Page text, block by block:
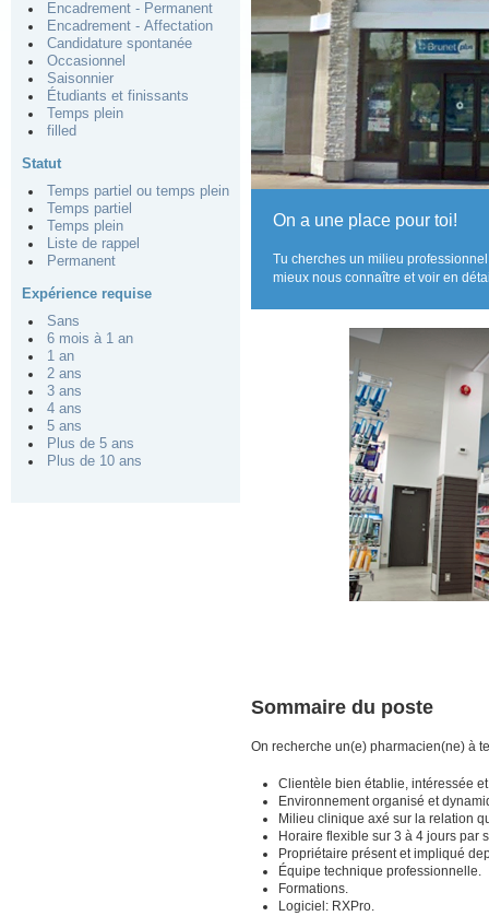
Encadrement - Permanent
Encadrement - Affectation
Candidature spontanée
Occasionnel
Saisonnier
Étudiants et finissants
Temps plein
filled
Statut
Temps partiel ou temps plein
Temps partiel
Temps plein
Liste de rappel
Permanent
Expérience requise
Sans
6 mois à 1 an
1 an
2 ans
3 ans
4 ans
5 ans
Plus de 5 ans
Plus de 10 ans
On a une place pour toi!
Tu cherches un milieu
mieux nous connaître et voir en
Sommaire du poste
On recherche un(e) pharmacien(ne) à
Clientèle bien établie, intéressée
Environnement organisé et
Milieu clinique axé sur la relation
Horaire flexible sur 3 à 4 jours par
Propriétaire présent et impliqué
Équipe technique professionnelle.
Formations.
Logiciel: RXPro.